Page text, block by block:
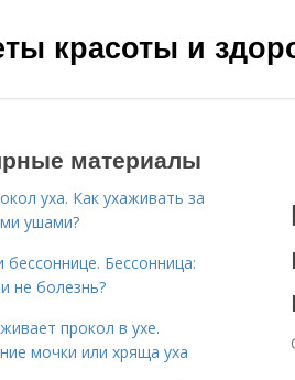
красоты и
материалы
уха. Как ухаживать за
ушами?
Бессонница:
не болезнь?
прокол в ухе.
мочки или хряща уха